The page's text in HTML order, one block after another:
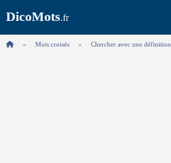
DicoMots.fr
Mots croisés Chercher avec une définition